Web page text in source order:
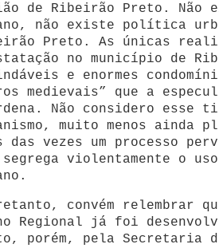
de Ribeirão Preto. Não
não existe política
Preto. As únicas
no município de
e enormes
medievais” que a
Não considero esse
muito menos ainda
das vezes um processo
segrega violentamente o
convém relembrar
Regional já foi
porém, pela Secretaria